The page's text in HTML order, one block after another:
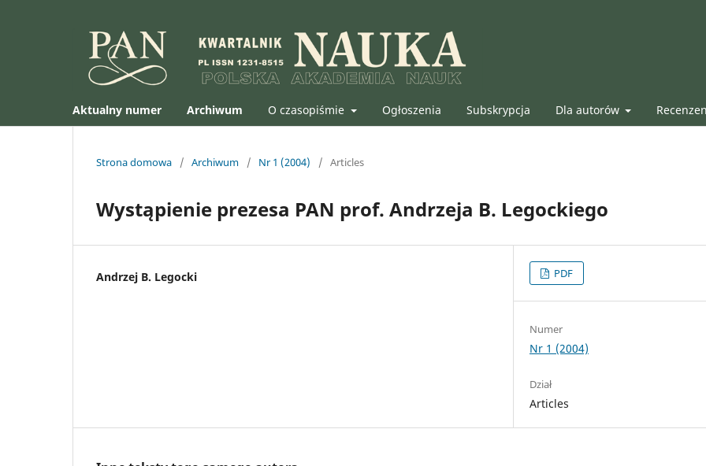
Aktualny numer Archiwum O czasopiśmie Ogłoszenia Subskrypcja Dla autorów
Strona domowa / Archiwum / Nr 1 (2004) / Articles
Wystąpienie prezesa PAN prof. Andrzeja B. Legockiego
Andrzej B. Legocki PDF
Numer
Nr 1 (2004)
Dział
Articles